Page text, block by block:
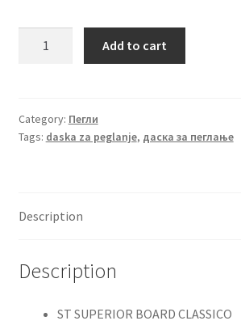
SUPERIOR
BOARD
Add to cart
Category: Пегли
Tags: daska za peglanje, даска за пеглање
Description
Description
ST SUPERIOR BOARD CLASSICO